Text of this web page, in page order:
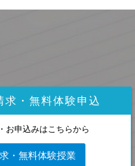
求・無料体験申込
お申込みはこちらから
・無料体験授業